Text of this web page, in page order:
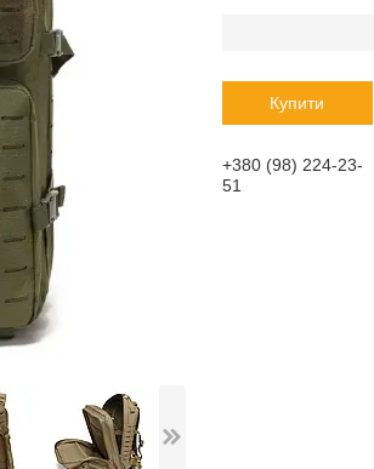
Купити
+380 (98) 224-23-
51